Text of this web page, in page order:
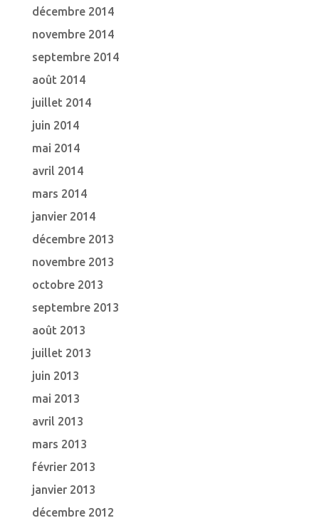
décembre 2014
novembre 2014
septembre 2014
août 2014
juillet 2014
juin 2014
mai 2014
avril 2014
mars 2014
janvier 2014
décembre 2013
novembre 2013
octobre 2013
septembre 2013
août 2013
juillet 2013
juin 2013
mai 2013
avril 2013
mars 2013
février 2013
janvier 2013
décembre 2012